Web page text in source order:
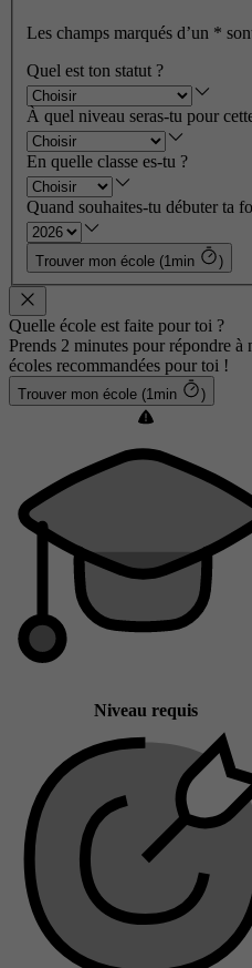
Les champs marqués d’un *
Quel est ton statut ?
À quel niveau seras-tu pour
En quelle classe es-tu ?
Quand souhaites-tu débuter ta
Trouver mon école (1min )
Quelle école est faite pour toi ?
Prends 2 minutes pour répondre à
écoles recommandées pour toi !
Trouver mon école (1min )
Niveau requis